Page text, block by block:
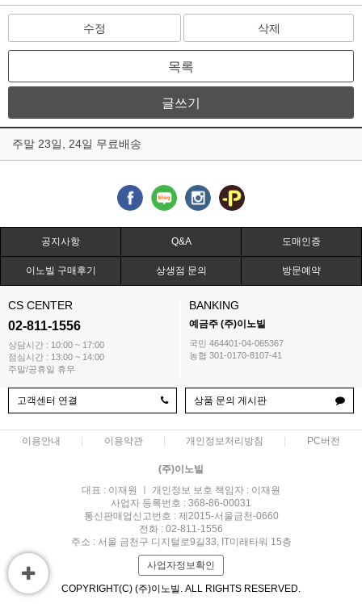
수정 삭제
목록
글쓰기
주말 23일, 24일 무료배송
공지사항 Q&A 도매인증
이노빌 구매후기 상생점 문의 방문예약
CS CENTER
02-811-1556
상담시간 : 10:00 ~ 17:00
점심시간 : 13:00 ~ 14:00
주말/공휴일 휴무
BANKING
예금주 (주)이노빌
국민 464401-04-065367
농협 301-0170-8107-41
고객센터 연결 상품 문의 게시판
이용안내 이용약관 개인정보처리방침 PC버전
(주)이노빌
대표 : 이재원 ㅣ 개인정보 보호 책임자 : 이재원
사업자 등록번호 : 368-86-00031
통신판매업신고번호 : 제2015-서울금천-0660
전화 : 02-811-1556
주소 : 서울 금천구 디지털로9길33, IT미래타워 15층
사업자정보확인
COPYRIGHT(C) (주)이노빌. ALL RIGHTS RESERVED.